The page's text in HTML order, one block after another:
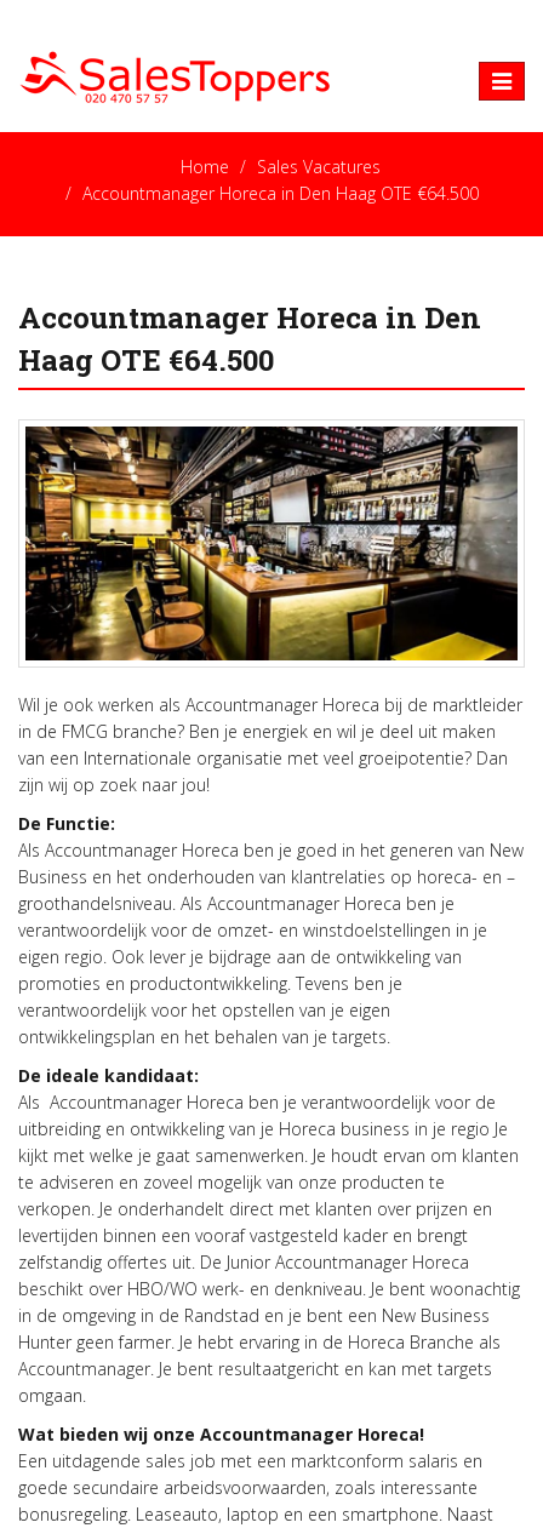
Toggle
Home
Sales Vacatures
Accountmanager Horeca in Den Haag OTE €64.500
Accountmanager Horeca in Den
Haag OTE €64.500
Wil je ook werken als Accountmanager Horeca bij de marktleider
in de FMCG branche? Ben je energiek en wil je deel uit maken
van een Internationale organisatie met veel groeipotentie? Dan
zijn wij op zoek naar jou!
De Functie:
Als Accountmanager Horeca ben je goed in het generen van New
Business en het onderhouden van klantrelaties op horeca- en –
groothandelsniveau. Als Accountmanager Horeca ben je
verantwoordelijk voor de omzet- en winstdoelstellingen in je
eigen regio. Ook lever je bijdrage aan de ontwikkeling van
promoties en productontwikkeling. Tevens ben je
verantwoordelijk voor het opstellen van je eigen
ontwikkelingsplan en het behalen van je targets.
De ideale kandidaat:
Als Accountmanager Horeca ben je verantwoordelijk voor de
uitbreiding en ontwikkeling van je Horeca business in je regio Je
kijkt met welke je gaat samenwerken. Je houdt ervan om klanten
te adviseren en zoveel mogelijk van onze producten te
verkopen. Je onderhandelt direct met klanten over prijzen en
levertijden binnen een vooraf vastgesteld kader en brengt
zelfstandig offertes uit. De Junior Accountmanager Horeca
beschikt over HBO/WO werk- en denkniveau. Je bent woonachtig
in de omgeving in de Randstad en je bent een New Business
Hunter geen farmer. Je hebt ervaring in de Horeca Branche als
Accountmanager. Je bent resultaatgericht en kan met targets
omgaan.
Wat bieden wij onze Accountmanager Horeca!
Een uitdagende sales job met een marktconform salaris en
goede secundaire arbeidsvoorwaarden, zoals interessante
bonusregeling. Leaseauto, laptop en een smartphone. Naast